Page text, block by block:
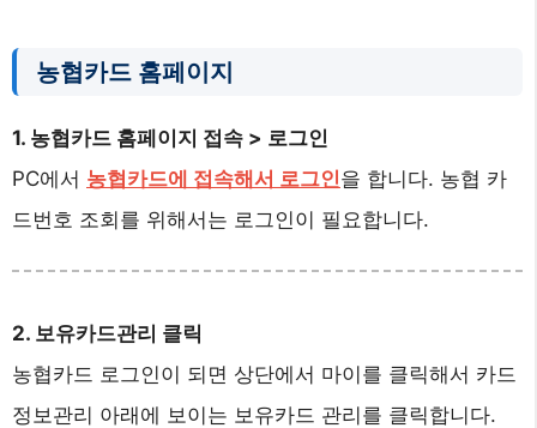
농협카드 홈페이지
1. 농협카드 홈페이지 접속 > 로그인
PC에서 농협카드에 접속해서 로그인을 합니다. 농협 카
드번호 조회를 위해서는 로그인이 필요합니다.
2. 보유카드관리 클릭
농협카드 로그인이 되면 상단에서 마이를 클릭해서 카드
정보관리 아래에 보이는 보유카드 관리를 클릭합니다.